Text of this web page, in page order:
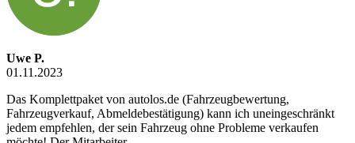
Uwe P.
01.11.2023
Das Komplettpaket von autolos.de (Fahrzeugbewertung,
Fahrzeugverkauf, Abmeldebestätigung) kann ich uneingeschränkt
jedem empfehlen, der sein Fahrzeug ohne Probleme verkaufen